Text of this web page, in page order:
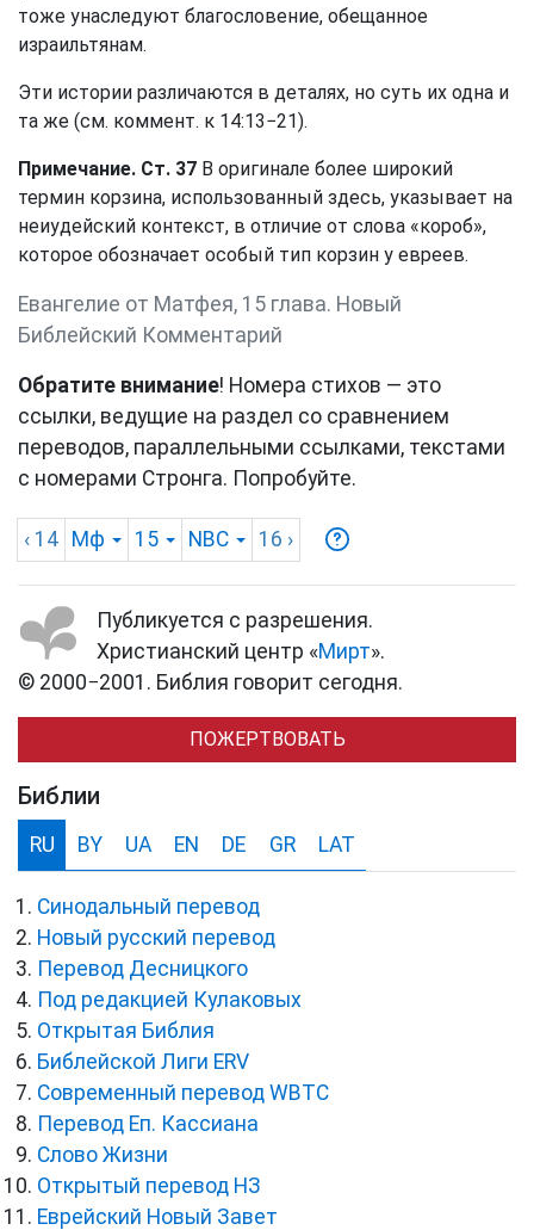
тоже унаследуют благословение, обещанное
израильтянам.
Эти истории различаются в деталях, но суть их одна и
та же (см. коммент. к 14:13−21).
Примечание. Ст. 37 В оригинале более широкий
термин корзина, использованный здесь, указывает на
неиудейский контекст, в отличие от слова «короб»,
которое обозначает особый тип корзин у евреев.
Евангелие от Матфея, 15 глава. Новый
Библейский Комментарий
Обратите внимание! Номера стихов — это
ссылки, ведущие на раздел со сравнением
переводов, параллельными ссылками, текстами
с номерами Стронга. Попробуйте.
‹ 14 Мф 15 NBC 16 ›
Публикуется с разрешения.
Христианский центр «Мирт».
© 2000−2001. Библия говорит сегодня.
ПОЖЕРТВОВАТЬ
Библии
RU BY UA EN DE GR LAT
Синодальный перевод
Новый русский перевод
Перевод Десницкого
Под редакцией Кулаковых
Открытая Библия
Библейской Лиги ERV
Cовременный перевод WBTC
Перевод Еп. Кассиана
Слово Жизни
Открытый перевод НЗ
Еврейский Новый Завет